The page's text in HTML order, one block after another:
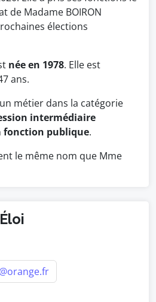
de Madame BOIRON
élections
née en 1978. Elle est
ans.
métier dans la catégorie
intermédiaire
fonction publique.
le même nom que Mme